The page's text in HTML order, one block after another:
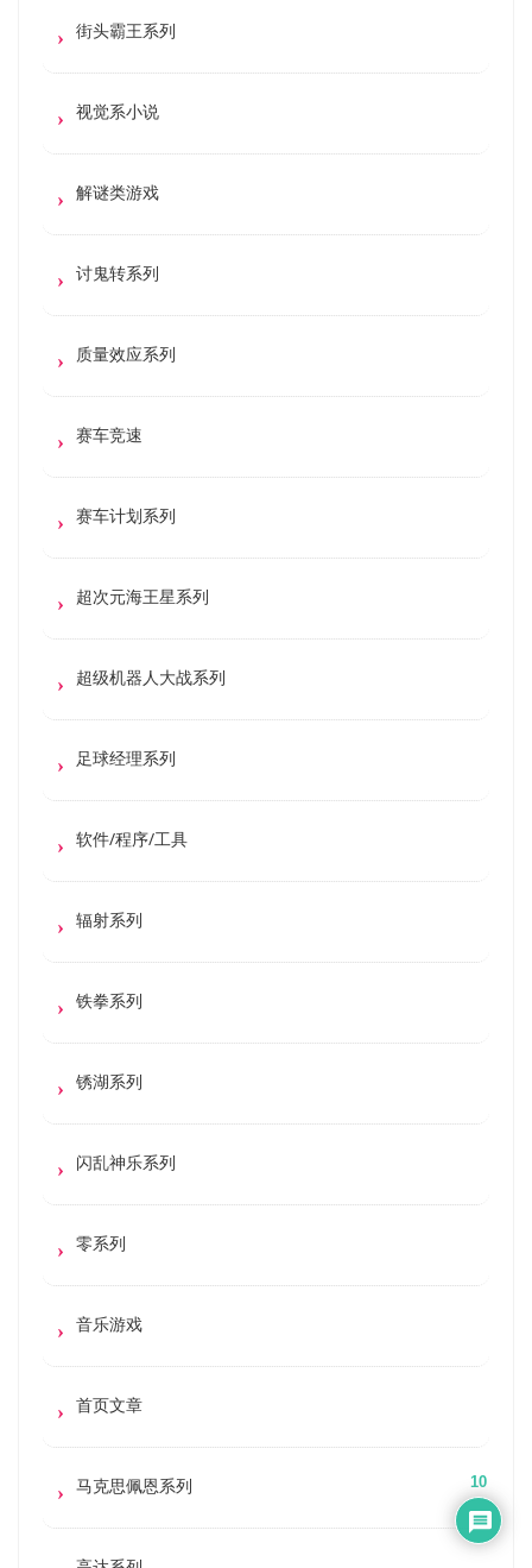
街头霸王系列
视觉系小说
解谜类游戏
讨鬼转系列
质量效应系列
赛车竞速
赛车计划系列
超次元海王星系列
超级机器人大战系列
足球经理系列
软件/程序/工具
辐射系列
铁拳系列
锈湖系列
闪乱神乐系列
零系列
音乐游戏
首页文章
马克思佩恩系列 10